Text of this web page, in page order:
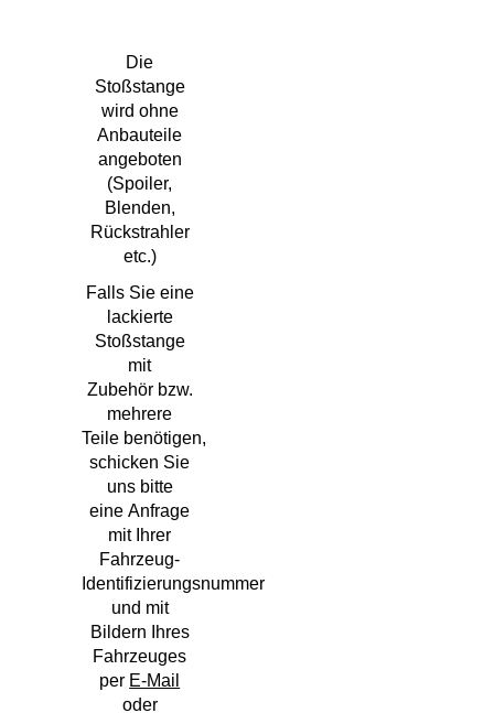
Die
Stoßstange
wird ohne
Anbauteile
angeboten
(Spoiler,
Blenden,
Rückstrahler
etc.)
Falls Sie eine
lackierte
Stoßstange
mit
Zubehör bzw.
mehrere
Teile benötigen,
schicken Sie
uns bitte
eine Anfrage
mit Ihrer
Fahrzeug-
Identifizierungsnummer
und mit
Bildern Ihres
Fahrzeuges
per E-Mail
oder